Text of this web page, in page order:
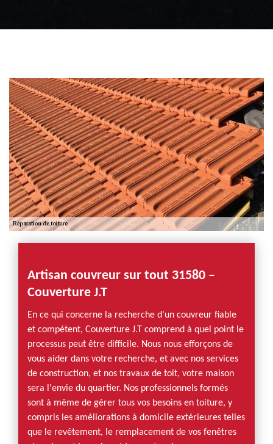
Artisan couvreur sur tout 31580 –
Couverture J.T
En ce qui concerne la recherche d'un couvreur fiable
et compétent, Couverture J.T comprend à quel point le
processus peut être difficile. Nous nous efforçons de
vous aider dans votre recherche, et avec nos services
de construction, et nos travaux de toit, votre maison
sera l'envie du quartier. Nos professionnels formés
sont à même de gérer tous vos besoins en toiture, y
compris les améliorations à domicile extérieures telles
que le revêtement, le remplacement de vos fenêtres